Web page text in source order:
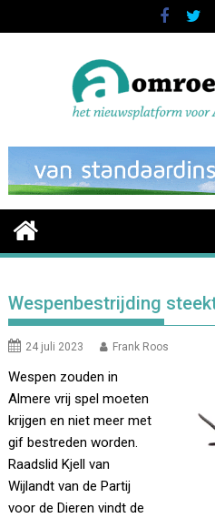
to
Wespenbestrijding
24 juli 2023 Frank Roos
Wespen zouden in
Almere vrij spel moeten
krijgen en niet meer met
gif bestreden worden.
Raadslid Kjell van
Wijlandt van de Partij
voor de Dieren vindt de